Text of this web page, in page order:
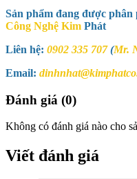
Sản phẩm đang được
Công Nghệ Kim Phát
Liên hệ: 0902 335 707(Mr.
Email:
Đánh giá (0)
Không có đánh giá nào cho
Viết đánh giá